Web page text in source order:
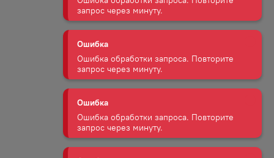
Ошибка обработки запроса. Повторите
запрос через минуту.
Ошибка
Ошибка обработки запроса. Повторите
запрос через минуту.
Ошибка
Ошибка обработки запроса. Повторите
запрос через минуту.